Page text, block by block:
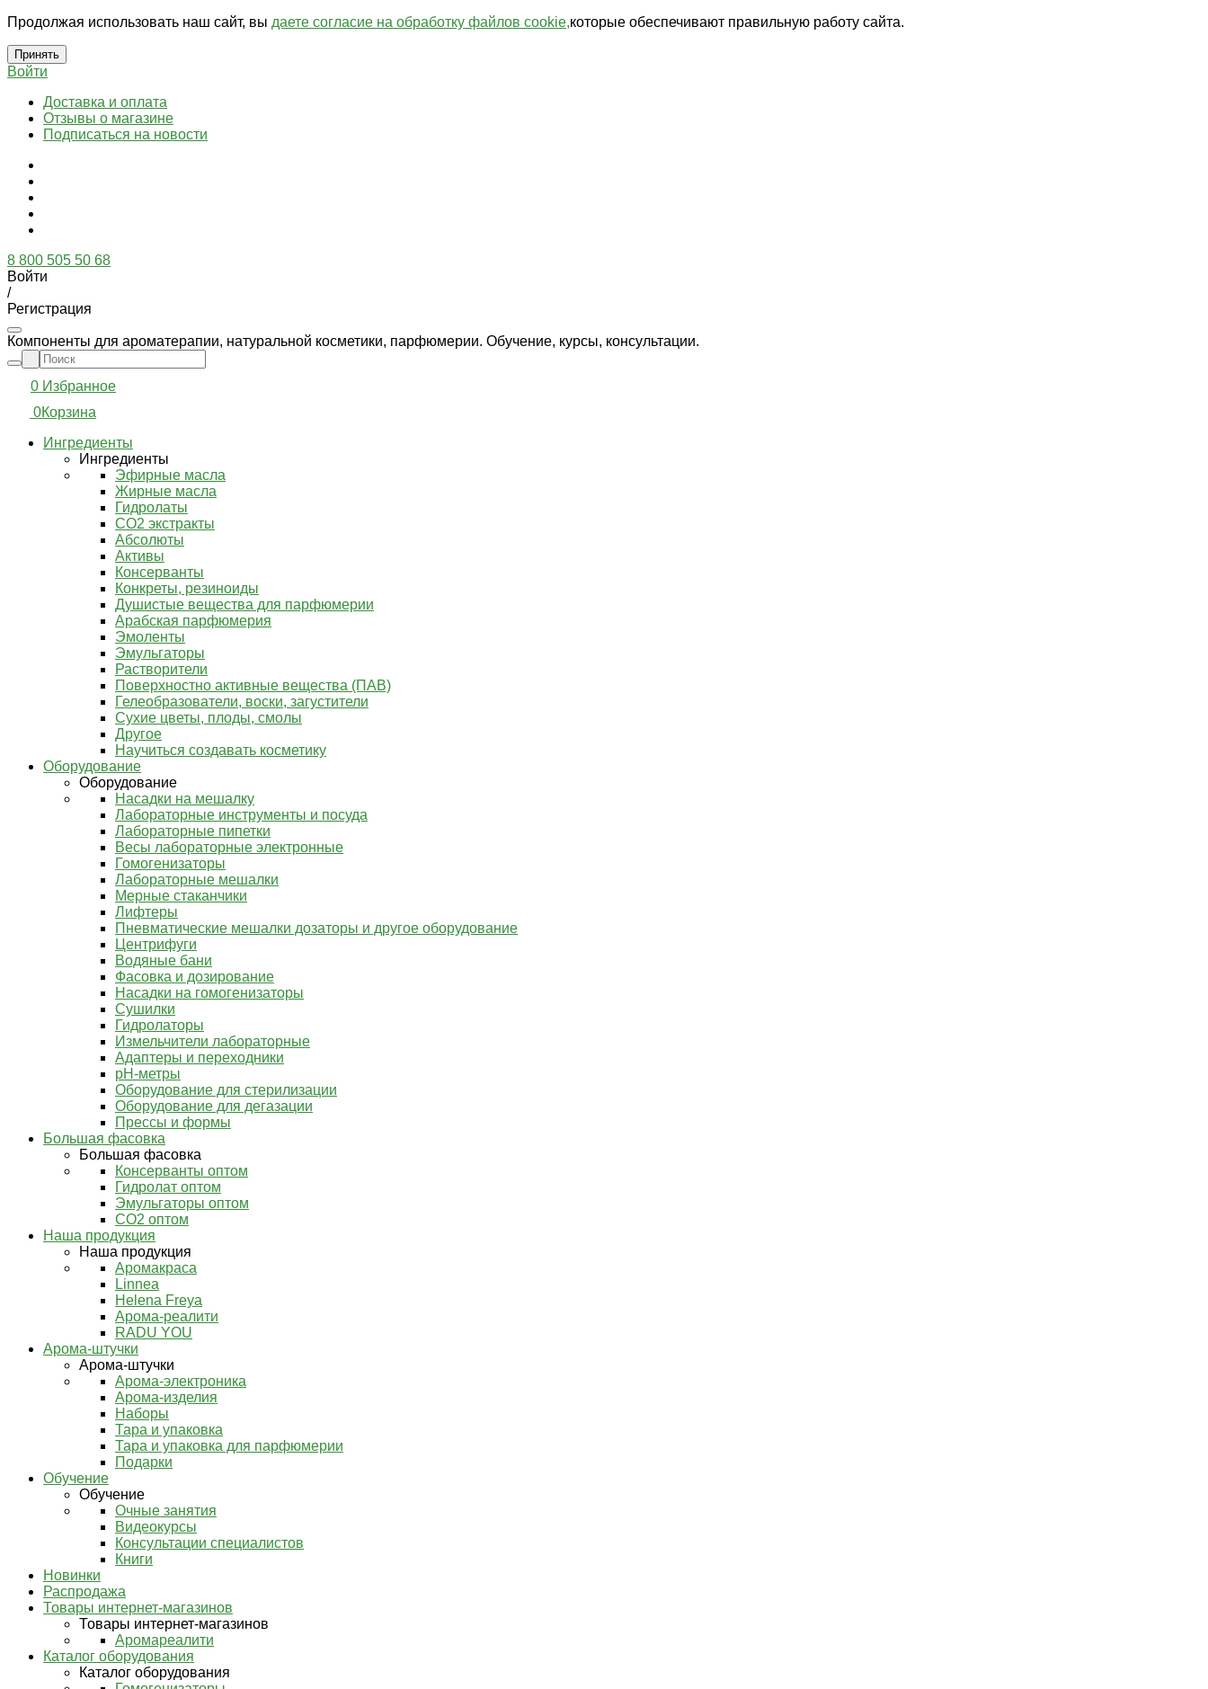
Продолжая использовать наш сайт, вы даете согласие на обработку файлов cookie,которые обеспечивают правильную работу сайта.
Принять
Войти
Доставка и оплата
Отзывы о магазине
Подписаться на новости
8 800 505 50 68
Войти
/
Регистрация
Компоненты для ароматерапии, натуральной косметики, парфюмерии. Обучение, курсы, консультации.
0 Избранное
0Корзина
Ингредиенты
Ингредиенты
Эфирные масла
Жирные масла
Гидролаты
СО2 экстракты
Абсолюты
Активы
Консерванты
Конкреты, резиноиды
Душистые вещества для парфюмерии
Арабская парфюмерия
Эмоленты
Эмульгаторы
Растворители
Поверхностно активные вещества (ПАВ)
Гелеобразователи, воски, загустители
Сухие цветы, плоды, смолы
Другое
Научиться создавать косметику
Оборудование
Оборудование
Насадки на мешалку
Лабораторные инструменты и посуда
Лабораторные пипетки
Весы лабораторные электронные
Гомогенизаторы
Лабораторные мешалки
Мерные стаканчики
Лифтеры
Пневматические мешалки дозаторы и другое оборудование
Центрифуги
Водяные бани
Фасовка и дозирование
Насадки на гомогенизаторы
Сушилки
Гидролаторы
Измельчители лабораторные
Адаптеры и переходники
pH-метры
Оборудование для стерилизации
Оборудование для дегазации
Прессы и формы
Большая фасовка
Большая фасовка
Консерванты оптом
Гидролат оптом
Эмульгаторы оптом
СО2 оптом
Наша продукция
Наша продукция
Аромакраса
Linnea
Helena Freya
Арома-реалити
RADU YOU
Арома-штучки
Арома-штучки
Арома-электроника
Арома-изделия
Наборы
Тара и упаковка
Тара и упаковка для парфюмерии
Подарки
Обучение
Обучение
Очные занятия
Видеокурсы
Консультации специалистов
Книги
Новинки
Распродажа
Товары интернет-магазинов
Товары интернет-магазинов
Аромареалити
Каталог оборудования
Каталог оборудования